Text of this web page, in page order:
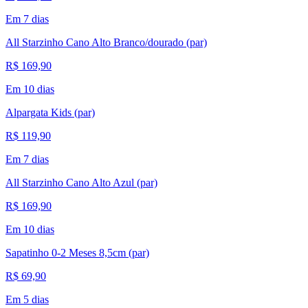
Em 7 dias
All Starzinho Cano Alto Branco/dourado (par)
R$ 169,90
Em 10 dias
Alpargata Kids (par)
R$ 119,90
Em 7 dias
All Starzinho Cano Alto Azul (par)
R$ 169,90
Em 10 dias
Sapatinho 0-2 Meses 8,5cm (par)
R$ 69,90
Em 5 dias